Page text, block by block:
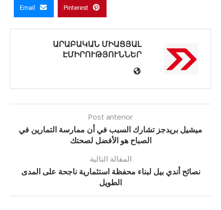
Pinterest
Email
ԱՐԱԲԱԿԱՆ ՄԻԱՑՅԱԼ
ԷՄԻՐՈՒԹՅՈՒՆՆԵՐ
Post anterior
ميشيل بريدجز تشارك السبب في أن ممارسة التمارين في
الصباح هو الأفضل لصحتك
المقالة التالية
نصائح أندي بيل لبناء محفظة استثمارية ناجحة على المدى
الطويل